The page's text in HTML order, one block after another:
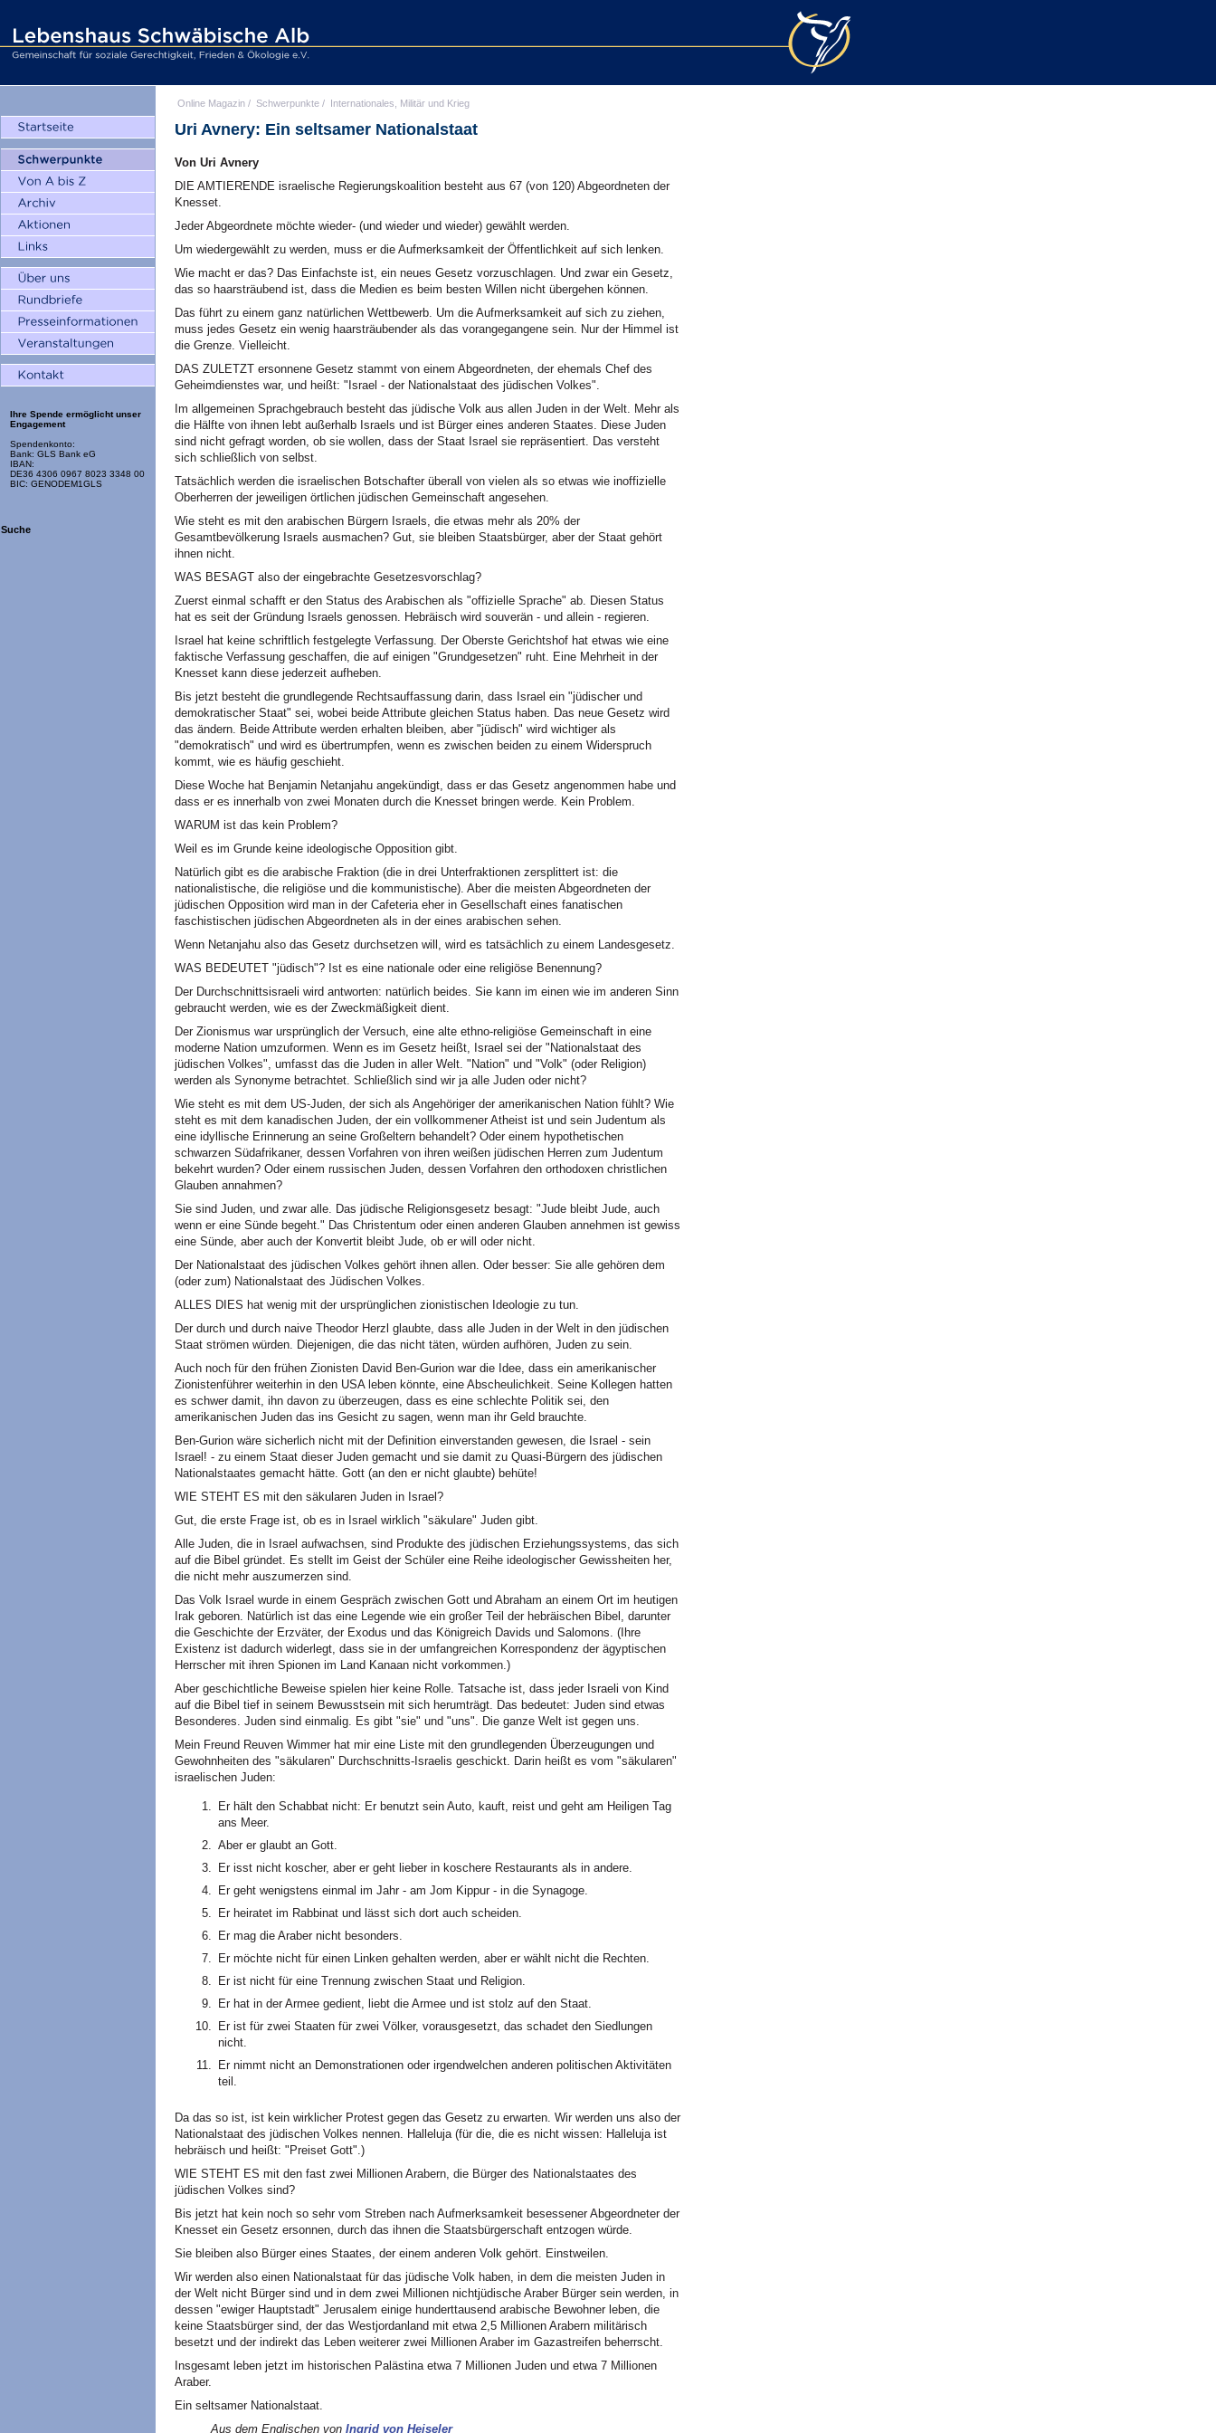
Ihre Spende ermöglicht unser
Engagement
Spendenkonto:
Bank: GLS Bank eG
IBAN:
DE36 4306 0967 8023 3348 00
BIC: GENODEM1GLS
Suche
Online Magazin / Schwerpunkte / Internationales, Militär und Krieg
Uri Avnery: Ein seltsamer Nationalstaat
Von Uri Avnery
DIE AMTIERENDE israelische Regierungskoalition besteht aus 67 (von 120) Abgeordneten der
Knesset.
Jeder Abgeordnete möchte wieder- (und wieder und wieder) gewählt werden.
Um wiedergewählt zu werden, muss er die Aufmerksamkeit der Öffentlichkeit auf sich lenken.
Wie macht er das? Das Einfachste ist, ein neues Gesetz vorzuschlagen. Und zwar ein Gesetz,
das so haarsträubend ist, dass die Medien es beim besten Willen nicht übergehen können.
Das führt zu einem ganz natürlichen Wettbewerb. Um die Aufmerksamkeit auf sich zu ziehen,
muss jedes Gesetz ein wenig haarsträubender als das vorangegangene sein. Nur der Himmel ist
die Grenze. Vielleicht.
DAS ZULETZT ersonnene Gesetz stammt von einem Abgeordneten, der ehemals Chef des
Geheimdienstes war, und heißt: "Israel - der Nationalstaat des jüdischen Volkes".
Im allgemeinen Sprachgebrauch besteht das jüdische Volk aus allen Juden in der Welt. Mehr als
die Hälfte von ihnen lebt außerhalb Israels und ist Bürger eines anderen Staates. Diese Juden
sind nicht gefragt worden, ob sie wollen, dass der Staat Israel sie repräsentiert. Das versteht
sich schließlich von selbst.
Tatsächlich werden die israelischen Botschafter überall von vielen als so etwas wie inoffizielle
Oberherren der jeweiligen örtlichen jüdischen Gemeinschaft angesehen.
Wie steht es mit den arabischen Bürgern Israels, die etwas mehr als 20% der
Gesamtbevölkerung Israels ausmachen? Gut, sie bleiben Staatsbürger, aber der Staat gehört
ihnen nicht.
WAS BESAGT also der eingebrachte Gesetzesvorschlag?
Zuerst einmal schafft er den Status des Arabischen als "offizielle Sprache" ab. Diesen Status
hat es seit der Gründung Israels genossen. Hebräisch wird souverän - und allein - regieren.
Israel hat keine schriftlich festgelegte Verfassung. Der Oberste Gerichtshof hat etwas wie eine
faktische Verfassung geschaffen, die auf einigen "Grundgesetzen" ruht. Eine Mehrheit in der
Knesset kann diese jederzeit aufheben.
Bis jetzt besteht die grundlegende Rechtsauffassung darin, dass Israel ein "jüdischer und
demokratischer Staat" sei, wobei beide Attribute gleichen Status haben. Das neue Gesetz wird
das ändern. Beide Attribute werden erhalten bleiben, aber "jüdisch" wird wichtiger als
"demokratisch" und wird es übertrumpfen, wenn es zwischen beiden zu einem Widerspruch
kommt, wie es häufig geschieht.
Diese Woche hat Benjamin Netanjahu angekündigt, dass er das Gesetz angenommen habe und
dass er es innerhalb von zwei Monaten durch die Knesset bringen werde. Kein Problem.
WARUM ist das kein Problem?
Weil es im Grunde keine ideologische Opposition gibt.
Natürlich gibt es die arabische Fraktion (die in drei Unterfraktionen zersplittert ist: die
nationalistische, die religiöse und die kommunistische). Aber die meisten Abgeordneten der
jüdischen Opposition wird man in der Cafeteria eher in Gesellschaft eines fanatischen
faschistischen jüdischen Abgeordneten als in der eines arabischen sehen.
Wenn Netanjahu also das Gesetz durchsetzen will, wird es tatsächlich zu einem Landesgesetz.
WAS BEDEUTET "jüdisch"? Ist es eine nationale oder eine religiöse Benennung?
Der Durchschnittsisraeli wird antworten: natürlich beides. Sie kann im einen wie im anderen Sinn
gebraucht werden, wie es der Zweckmäßigkeit dient.
Der Zionismus war ursprünglich der Versuch, eine alte ethno-religiöse Gemeinschaft in eine
moderne Nation umzuformen. Wenn es im Gesetz heißt, Israel sei der "Nationalstaat des
jüdischen Volkes", umfasst das die Juden in aller Welt. "Nation" und "Volk" (oder Religion)
werden als Synonyme betrachtet. Schließlich sind wir ja alle Juden oder nicht?
Wie steht es mit dem US-Juden, der sich als Angehöriger der amerikanischen Nation fühlt? Wie
steht es mit dem kanadischen Juden, der ein vollkommener Atheist ist und sein Judentum als
eine idyllische Erinnerung an seine Großeltern behandelt? Oder einem hypothetischen
schwarzen Südafrikaner, dessen Vorfahren von ihren weißen jüdischen Herren zum Judentum
bekehrt wurden? Oder einem russischen Juden, dessen Vorfahren den orthodoxen christlichen
Glauben annahmen?
Sie sind Juden, und zwar alle. Das jüdische Religionsgesetz besagt: "Jude bleibt Jude, auch
wenn er eine Sünde begeht." Das Christentum oder einen anderen Glauben annehmen ist gewiss
eine Sünde, aber auch der Konvertit bleibt Jude, ob er will oder nicht.
Der Nationalstaat des jüdischen Volkes gehört ihnen allen. Oder besser: Sie alle gehören dem
(oder zum) Nationalstaat des Jüdischen Volkes.
ALLES DIES hat wenig mit der ursprünglichen zionistischen Ideologie zu tun.
Der durch und durch naive Theodor Herzl glaubte, dass alle Juden in der Welt in den jüdischen
Staat strömen würden. Diejenigen, die das nicht täten, würden aufhören, Juden zu sein.
Auch noch für den frühen Zionisten David Ben-Gurion war die Idee, dass ein amerikanischer
Zionistenführer weiterhin in den USA leben könnte, eine Abscheulichkeit. Seine Kollegen hatten
es schwer damit, ihn davon zu überzeugen, dass es eine schlechte Politik sei, den
amerikanischen Juden das ins Gesicht zu sagen, wenn man ihr Geld brauchte.
Ben-Gurion wäre sicherlich nicht mit der Definition einverstanden gewesen, die Israel - sein
Israel! - zu einem Staat dieser Juden gemacht und sie damit zu Quasi-Bürgern des jüdischen
Nationalstaates gemacht hätte. Gott (an den er nicht glaubte) behüte!
WIE STEHT ES mit den säkularen Juden in Israel?
Gut, die erste Frage ist, ob es in Israel wirklich "säkulare" Juden gibt.
Alle Juden, die in Israel aufwachsen, sind Produkte des jüdischen Erziehungssystems, das sich
auf die Bibel gründet. Es stellt im Geist der Schüler eine Reihe ideologischer Gewissheiten her,
die nicht mehr auszumerzen sind.
Das Volk Israel wurde in einem Gespräch zwischen Gott und Abraham an einem Ort im heutigen
Irak geboren. Natürlich ist das eine Legende wie ein großer Teil der hebräischen Bibel, darunter
die Geschichte der Erzväter, der Exodus und das Königreich Davids und Salomons. (Ihre
Existenz ist dadurch widerlegt, dass sie in der umfangreichen Korrespondenz der ägyptischen
Herrscher mit ihren Spionen im Land Kanaan nicht vorkommen.)
Aber geschichtliche Beweise spielen hier keine Rolle. Tatsache ist, dass jeder Israeli von Kind
auf die Bibel tief in seinem Bewusstsein mit sich herumträgt. Das bedeutet: Juden sind etwas
Besonderes. Juden sind einmalig. Es gibt "sie" und "uns". Die ganze Welt ist gegen uns.
Mein Freund Reuven Wimmer hat mir eine Liste mit den grundlegenden Überzeugungen und
Gewohnheiten des "säkularen" Durchschnitts-Israelis geschickt. Darin heißt es vom "säkularen"
israelischen Juden:
Er hält den Schabbat nicht: Er benutzt sein Auto, kauft, reist und geht am Heiligen Tag
ans Meer.
Aber er glaubt an Gott.
Er isst nicht koscher, aber er geht lieber in koschere Restaurants als in andere.
Er geht wenigstens einmal im Jahr - am Jom Kippur - in die Synagoge.
Er heiratet im Rabbinat und lässt sich dort auch scheiden.
Er mag die Araber nicht besonders.
Er möchte nicht für einen Linken gehalten werden, aber er wählt nicht die Rechten.
Er ist nicht für eine Trennung zwischen Staat und Religion.
Er hat in der Armee gedient, liebt die Armee und ist stolz auf den Staat.
Er ist für zwei Staaten für zwei Völker, vorausgesetzt, das schadet den Siedlungen
nicht.
Er nimmt nicht an Demonstrationen oder irgendwelchen anderen politischen Aktivitäten
teil.
Da das so ist, ist kein wirklicher Protest gegen das Gesetz zu erwarten. Wir werden uns also der
Nationalstaat des jüdischen Volkes nennen. Halleluja (für die, die es nicht wissen: Halleluja ist
hebräisch und heißt: "Preiset Gott".)
WIE STEHT ES mit den fast zwei Millionen Arabern, die Bürger des Nationalstaates des
jüdischen Volkes sind?
Bis jetzt hat kein noch so sehr vom Streben nach Aufmerksamkeit besessener Abgeordneter der
Knesset ein Gesetz ersonnen, durch das ihnen die Staatsbürgerschaft entzogen würde.
Sie bleiben also Bürger eines Staates, der einem anderen Volk gehört. Einstweilen.
Wir werden also einen Nationalstaat für das jüdische Volk haben, in dem die meisten Juden in
der Welt nicht Bürger sind und in dem zwei Millionen nichtjüdische Araber Bürger sein werden, in
dessen "ewiger Hauptstadt" Jerusalem einige hunderttausend arabische Bewohner leben, die
keine Staatsbürger sind, der das Westjordanland mit etwa 2,5 Millionen Arabern militärisch
besetzt und der indirekt das Leben weiterer zwei Millionen Araber im Gazastreifen beherrscht.
Insgesamt leben jetzt im historischen Palästina etwa 7 Millionen Juden und etwa 7 Millionen
Araber.
Ein seltsamer Nationalstaat.
Aus dem Englischen von Ingrid von Heiseler